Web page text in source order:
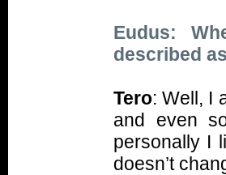
Eudus:
described
Tero: Well, I
and even
personally I
doesn’t